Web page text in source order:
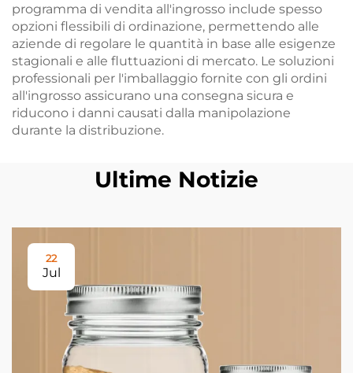
programma di vendita all'ingrosso include spesso
opzioni flessibili di ordinazione, permettendo alle
aziende di regolare le quantità in base alle esigenze
stagionali e alle fluttuazioni di mercato. Le soluzioni
professionali per l'imballaggio fornite con gli ordini
all'ingrosso assicurano una consegna sicura e
riducono i danni causati dalla manipolazione
durante la distribuzione.
Ultime Notizie
22
Jul